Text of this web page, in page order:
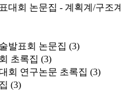
대회 논문집 - 계획계/구조계
발표회 논문집 (3)
초록집 (3)
회 연구논문 초록집 (3)
(3)